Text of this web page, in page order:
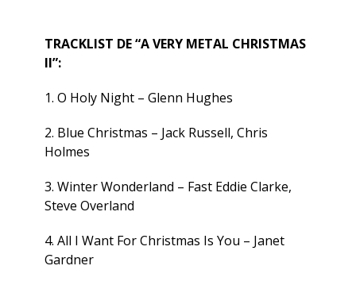
TRACKLIST DE “A VERY METAL CHRISTMAS
II”:
1. O Holy Night – Glenn Hughes
2. Blue Christmas – Jack Russell, Chris
Holmes
3. Winter Wonderland – Fast Eddie Clarke,
Steve Overland
4. All I Want For Christmas Is You – Janet
Gardner